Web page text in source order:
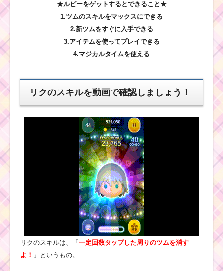
★ルビーをゲットするとできること★
1.ツムのスキルをマックスにできる
2.新ツムをすぐに入手できる
3.アイテムを使ってプレイできる
4.マジカルタイムを使える
リクのスキルを動画で確認しましょう！
リクのスキルは、「 一定回数タップした周りのツムを消す
よ！ 」というもの。